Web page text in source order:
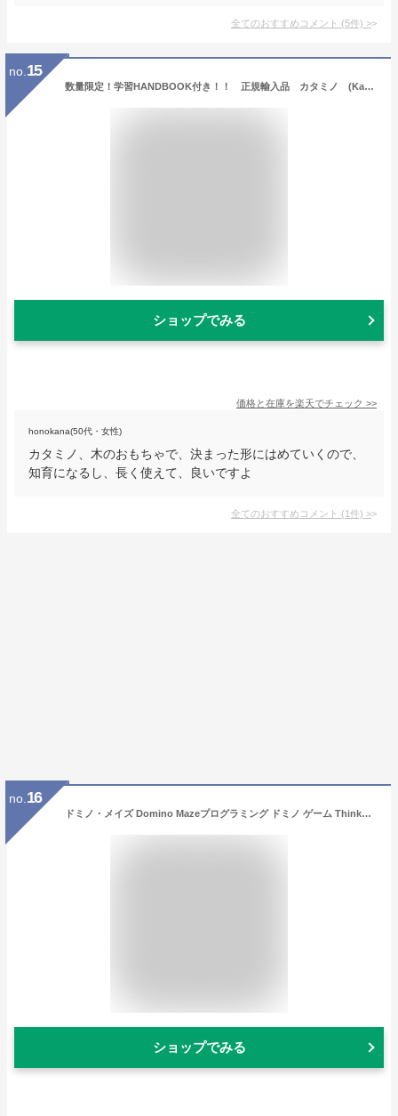
全てのおすすめコメント (5件) >
no. 15
数量限定！学習HANDBOOK付き！！ 正規輸入品 カタミノ (Katammino) ギガミック Gigamic 知育玩具 ボードゲーム 誕生日 おもちゃ 脳トレ 木のおもちゃ パズル 男の子 小学生 木 パズル パズル 木 3歳誕生日 知育玩具 小学生 知育パズル
ショップでみる
価格と在庫を楽天でチェック >>
honokana(50代・女性)
カタミノ、木のおもちゃで、決まった形にはめていくので、
知育になるし、長く使えて、良いですよ
全てのおすすめコメント (1件) >
no. 16
ドミノ・メイズ Domino Mazeプログラミング ドミノ ゲーム ThinkFun シンクファン 脳トレ 知育 玩具 ボードゲーム 子供 大人 パズル おもちゃ 誕生日プレゼント 小学生 クリスマス ギフト 宅配便送料無料
ショップでみる